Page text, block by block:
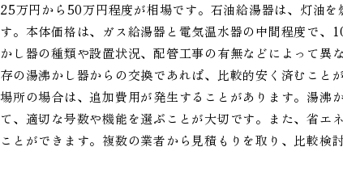
25万円から50万円程度が相場です。石油給湯器は、灯油
す。本体価格は、ガス給湯器と電気温水器の中間程度で
かし器の種類や設置状況、配管工事の有無などによって
存の湯沸かし器からの交換であれば、比較的安く済むこ
場所の場合は、追加費用が発生することがあります。湯沸
て、適切な号数や機能を選ぶことが大切です。また、省エ
ことができます。複数の業者から見積もりを取り、比較検